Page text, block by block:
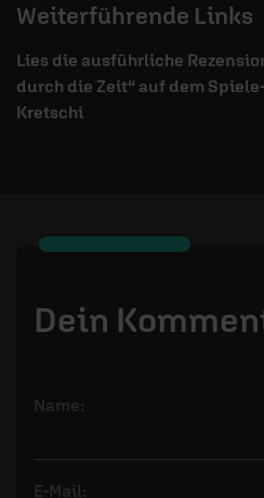
Weiterführende Links
Lies die ausführliche
durch die Zeit“ auf dem
Kretschi
Dein
Name:
E-Mail: